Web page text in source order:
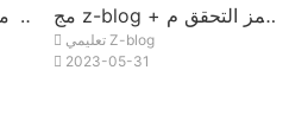
ل
مج z-blog + رمز التحقق م
ن الهاتف المحمول
تعليمي Z-blog
2023-05-31